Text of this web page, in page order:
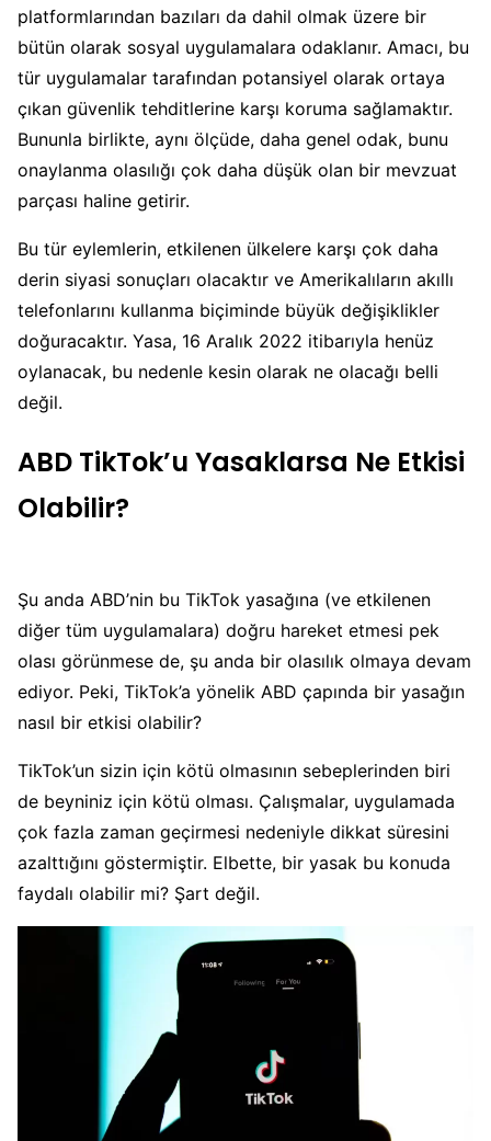
platformlarından bazıları da dahil olmak üzere bir
bütün olarak sosyal uygulamalara odaklanır. Amacı, bu
tür uygulamalar tarafından potansiyel olarak ortaya
çıkan güvenlik tehditlerine karşı koruma sağlamaktır.
Bununla birlikte, aynı ölçüde, daha genel odak, bunu
onaylanma olasılığı çok daha düşük olan bir mevzuat
parçası haline getirir.
Bu tür eylemlerin, etkilenen ülkelere karşı çok daha
derin siyasi sonuçları olacaktır ve Amerikalıların akıllı
telefonlarını kullanma biçiminde büyük değişiklikler
doğuracaktır. Yasa, 16 Aralık 2022 itibarıyla henüz
oylanacak, bu nedenle kesin olarak ne olacağı belli
değil.
ABD TikTok’u Yasaklarsa Ne Etkisi
Olabilir?
Şu anda ABD’nin bu TikTok yasağına (ve etkilenen
diğer tüm uygulamalara) doğru hareket etmesi pek
olası görünmese de, şu anda bir olasılık olmaya devam
ediyor. Peki, TikTok’a yönelik ABD çapında bir yasağın
nasıl bir etkisi olabilir?
TikTok’un sizin için kötü olmasının sebeplerinden biri
de beyniniz için kötü olması. Çalışmalar, uygulamada
çok fazla zaman geçirmesi nedeniyle dikkat süresini
azalttığını göstermiştir. Elbette, bir yasak bu konuda
faydalı olabilir mi? Şart değil.